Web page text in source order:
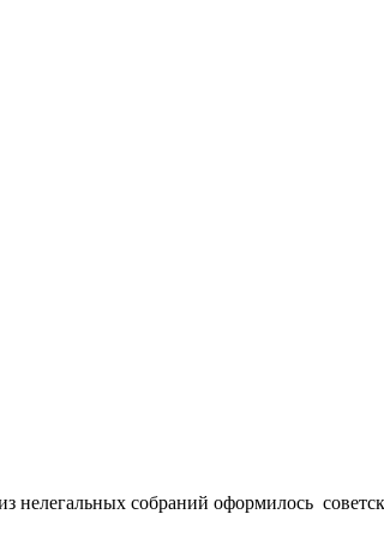
нелегальных собраний оформилось